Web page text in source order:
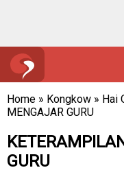
Home » Kongkow » Hai
MENGAJAR GURU
GURU